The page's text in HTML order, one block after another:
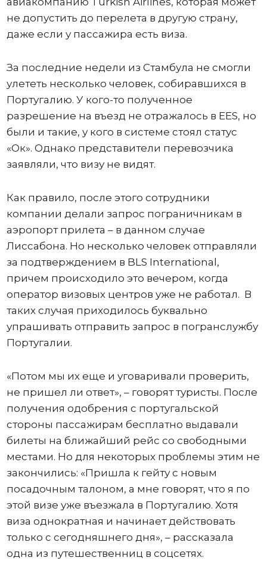
не допустить до перелета в другую страну,
даже если у пассажира есть виза.
За последние недели из Стамбула не смогли
улететь несколько человек, собиравшихся в
Португалию. У кого-то полученное
разрешение на въезд не отражалось в ЕЕS, но
были и такие, у кого в системе стоял статус
«Ок». Однако представители перевозчика
заявляли, что визу не видят.
Как правило, после этого сотрудники
компании делали запрос пограничникам в
аэропорт прилета – в данном случае
Лиссабона. Но несколько человек отправляли
за подтверждением в BLS International,
причем происходило это вечером, когда
оператор визовых центров уже не работал. В
таких случая приходилось буквально
упрашивать отправить запрос в погранслужбу
Португалии.
«Потом мы их еще и уговаривали проверить,
не пришел ли ответ», – говорят туристы. После
получения одобрения с португальской
стороны пассажирам бесплатно выдавали
билеты на ближайший рейс со свободными
местами. Но для некоторых проблемы этим не
закончились: «Пришла к гейту с новым
посадочным талоном, а мне говорят, что я по
этой визе уже въезжала в Португалию. Хотя
виза однократная и начинает действовать
только с сегодняшнего дня», – рассказала
одна из путешественниц в соцсетях.